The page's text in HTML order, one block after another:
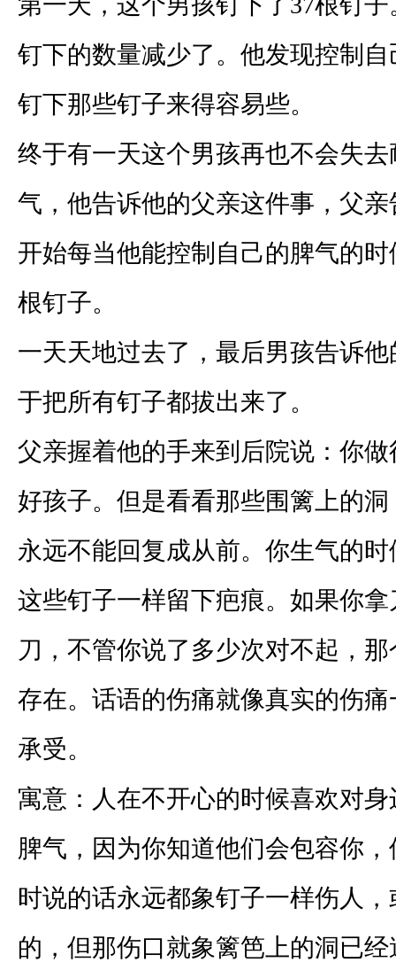
钉下的数量减少了。他发现控制
钉下那些钉子来得容易些。
终于有一天这个男孩再也不会失
气，他告诉他的父亲这件事，父
开始每当他能控制自己的脾气的
根钉子。
一天天地过去了，最后男孩告诉
于把所有钉子都拔出来了。
父亲握着他的手来到后院说：你
好孩子。但是看看那些围篱上的
永远不能回复成从前。你生气的
这些钉子一样留下疤痕。如果你
刀，不管你说了多少次对不起，
存在。话语的伤痛就像真实的伤
承受。
寓意：人在不开心的时候喜欢对
脾气，因为你知道他们会包容你
时说的话永远都象钉子一样伤人
的，但那伤口就象篱笆上的洞已